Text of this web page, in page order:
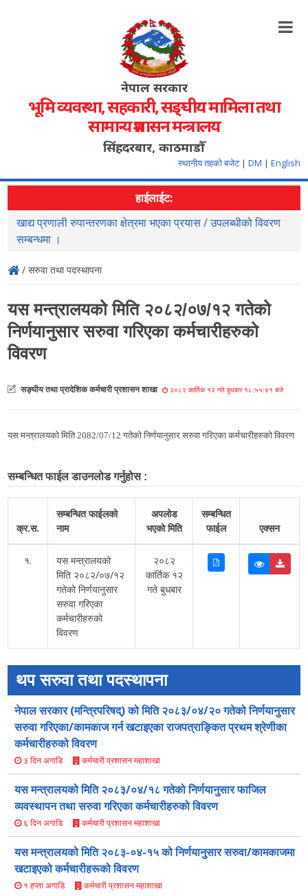
नेपाल सरकार
भूमि व्यवस्था, सहकारी, सङ्‍घीय मामिला तथा
सामान्य प्रशासन मन्त्रालय
सिंहदरबार, काठमाडौँ
स्थानीय तहको बजेट | DM | English
हाईलाईट:
खाद्य प्रणाली रुपान्तरणका क्षेत्रमा भएका प्रयास / उपलब्धीको विवरण
सम्बन्धमा ।
/ सरुवा तथा पदस्थापना
यस मन्त्रालयको मिति २०८२/०७/१२ गतेको
निर्णयानुसार सरुवा गरिएका कर्मचारीहरुको
विवरण
सङ्घीय तथा प्रादेशिक कर्मचारी प्रशासन शाखा २०८२ कार्तिक १२ गते बुधबार १८:५५:४१ बजे
यस मन्त्रालयको मिति 2082/07/12 गतेको निर्णयानुसार सरुवा गरिएका कर्मचारीहरुको विवरण
सम्बन्धित फाईल डाउनलोड गर्नुहोस :
क्र.स.
सम्बन्धित फाईलको
नाम
अपलोड
भएको मिति
सम्बन्धित
फाईल
एक्सन
१.
यस मन्त्रालयको
मिति २०८२/०७/१२
गतेको निर्णयानुसार
सरुवा गरिएका
कर्मचारीहरुको
विवरण
२०८२
कार्तिक १२
गते बुधबार
थप सरुवा तथा पदस्थापना
नेपाल सरकार (मन्त्रिपरिषद्) को मिति २०८३/०४/२० गतेको निर्णयानुसार
सरुवा गरिएका/कामकाज गर्न खटाइएका राजपत्राङ्कित प्रथम श्रेणीका
कर्मचारीहरुको विवरण
३ दिन अगाडि कर्मचारी प्रशासन महाशाखा
यस मन्त्रालयको मिति २०८३/०४/१८ गतेको निर्णयानुसार फाजिल
व्यवस्थापन तथा सरुवा गरिएका कर्मचारीहरुको विवरण
६ दिन अगाडि कर्मचारी प्रशासन महाशाखा
यस मन्त्रालयको मिति २०८३-०४-१५ को निर्णयानुसार सरुवा/कामकाजमा
खटाइएको कर्मचारीहरूको विवरण
१ हप्ता अगाडि कर्मचारी प्रशासन महाशाखा